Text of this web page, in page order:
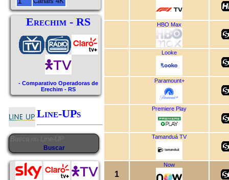
Erechim - RS
- Comparativo Operadoras de
Erechim - RS
Line-UPs
HBO Max
Looke
Paramount+
Premiere Play
Tamanduá TV
1
Now